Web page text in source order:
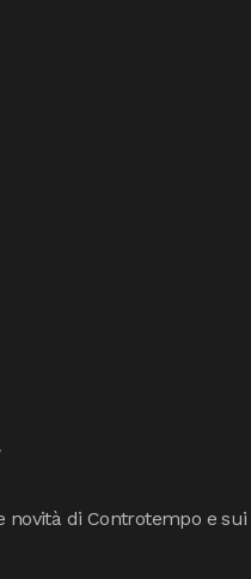
novità di Controtempo e sui